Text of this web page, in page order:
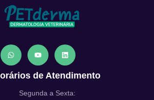
de Atendimento
Segunda a Sexta: